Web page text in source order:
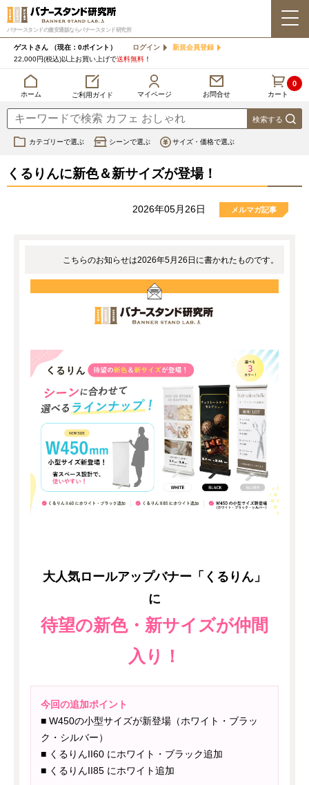
バナースタンドの激安通販ならバナースタンド研究所
ゲストさん （現在：0ポイント） ログイン
新規会員登録
22,000円(税込)以上お買い上げで送料無料 ！
ホーム ご利用ガイド マイページ お問合せ カート
0
カテゴリーで選ぶ シーンで選ぶ サイズ・価格で選ぶ
くるりんに新色＆新サイズが登場！
2026年05月26日 メルマガ記事
こちらのお知らせは2026年5月26日に書かれたものです。
大人気ロールアップバナー「くるりん」
に
待望の新色・新サイズが仲間
入り！
今回の追加ポイント
■ W450の小型サイズが新登場（ホワイト・ブラッ
ク・シルバー）
■ くるりんII60 にホワイト・ブラック追加
■ くるりんII85 にホワイト追加